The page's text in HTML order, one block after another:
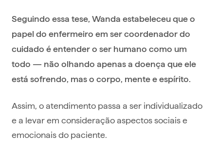
Seguindo essa tese, Wanda estabeleceu que o
papel do enfermeiro em ser coordenador do
cuidado é entender o ser humano como um
todo — não olhando apenas a doença que ele
está sofrendo, mas o corpo, mente e espírito.
Assim, o atendimento passa a ser individualizado
e a levar em consideração aspectos sociais e
emocionais do paciente.